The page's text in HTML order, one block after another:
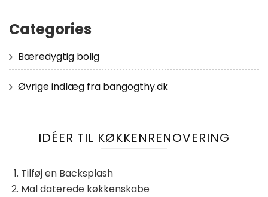
Categories
Bæredygtig bolig
Øvrige indlæg fra bangogthy.dk
IDÉER TIL KØKKENRENOVERING
Tilføj en Backsplash
Mal daterede køkkenskabe